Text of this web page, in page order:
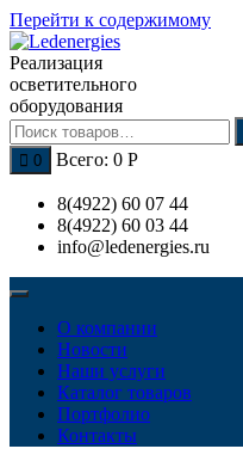
Перейти к содержимому
Реализация
осветительного
оборудования
0 Всего: 0 Р
8(4922) 60 07 44
8(4922) 60 03 44
info@ledenergies.ru
О компании
Новости
Наши услуги
Каталог товаров
Портфолио
Контакты